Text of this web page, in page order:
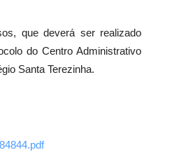
que deverá ser realizado
do Centro Administrativo
Santa Terezinha.